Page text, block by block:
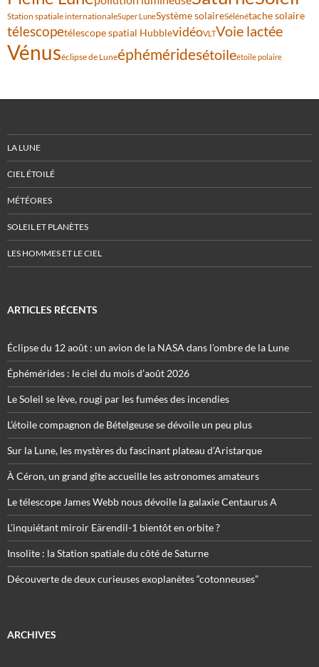
Station spatiale internationaleSuper LuneSystème solaireSélénétache solaire
télescopetélescope spatial HubblevidéoVLTVoie lactée
Vénuséclipse de Luneéphéméridesétoileétoile polaire
LA LUNE
CIEL ÉTOILÉ
MÉTÉORES
SOLEIL ET PLANÈTES
LES HOMMES ET LE CIEL
ARTICLES RÉCENTS
Éclipse du 12 août : un avion de la NASA dans l’ombre de la Lune
Éphémérides : le ciel du mois d’août 2026
Le Soleil se lève, rougi par les fumées des incendies
L’étoile compagnon de Bételgeuse se dévoile un peu plus
Sur la Lune, les mystères du fascinant plateau d’Aristarque
À Céron, un grand gîte accueille les astronomes amateurs
Le télescope James Webb nous dévoile la galaxie Centaurus A
L’inquiétant miroir Eärendil-1 bientôt en orbite ?
Insolite : la Station spatiale du côté de Saturne
Découverte de deux curieuses exoplanètes “cotonneuses”
ARCHIVES